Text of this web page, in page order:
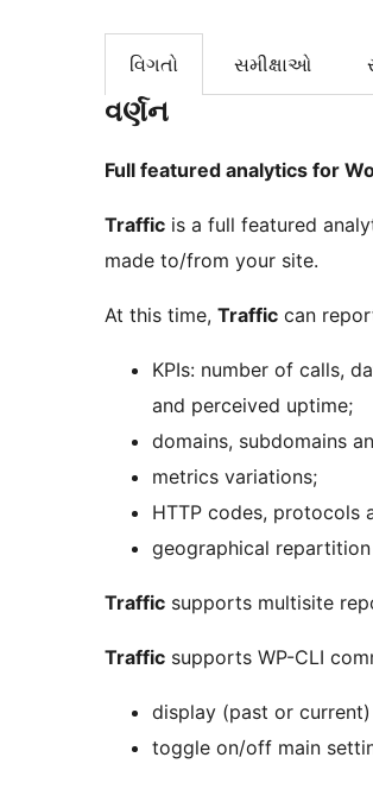
વિગતો સમીક્ષાઓ
વર્ણન
Full featured analytics for
Traffic is a full featured
made to/from your site.
At this time, Traffic can
KPIs: number of calls,
and perceived uptime;
domains, subdomains
metrics variations;
HTTP codes, protocols
geographical
Traffic supports multisite
Traffic supports WP-CLI
display (past or
toggle on/off main